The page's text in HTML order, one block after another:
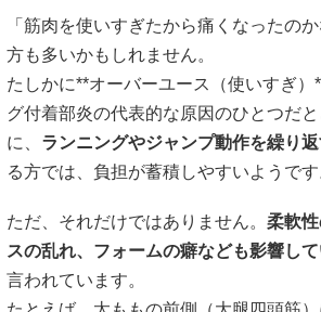
「筋肉を使いすぎたから痛くなったの
方も多いかもしれません。
たしかに**オーバーユース（使いすぎ）
グ付着部炎の代表的な原因のひとつだ
に、 ランニングやジャンプ動作を繰り
る方では、負担が蓄積しやすいようです
ただ、それだけではありません。 柔軟
スの乱れ、フォームの癖なども影響し
言われています。